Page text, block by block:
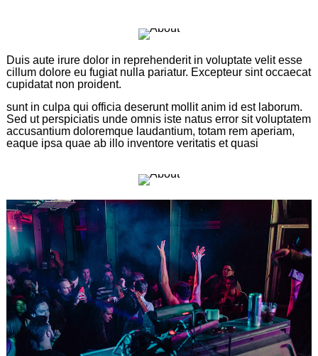
Duis aute irure dolor in reprehenderit in voluptate velit esse
cillum dolore eu fugiat nulla pariatur. Excepteur sint occaecat
cupidatat non proident.
sunt in culpa qui officia deserunt mollit anim id est laborum.
Sed ut perspiciatis unde omnis iste natus error sit voluptatem
accusantium doloremque laudantium, totam rem aperiam,
eaque ipsa quae ab illo inventore veritatis et quasi